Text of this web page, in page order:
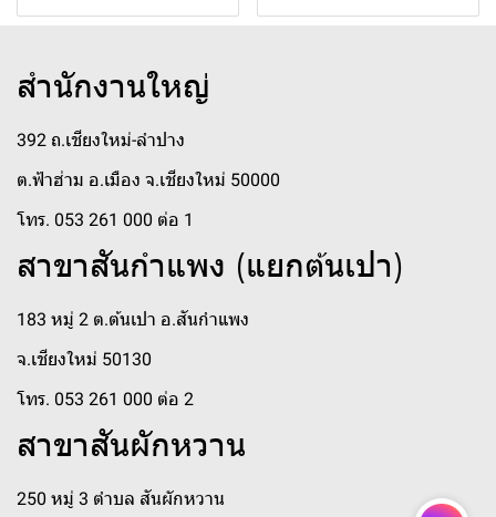
สำนักงานใหญ่
392 ถ.เชียงใหม่-ลำปาง
ต.ฟ้าฮ่าม อ.เมือง จ.เชียงใหม่ 50000
โทร. 053 261 000 ต่อ 1
สาขาสันกำแพง (แยกต้นเปา)
183 หมู่ 2 ต.ต้นเปา อ.สันกำแพง
จ.เชียงใหม่ 50130
โทร. 053 261 000 ต่อ 2
สาขาสันผักหวาน
250 หมู่ 3 ตำบล สันผักหวาน